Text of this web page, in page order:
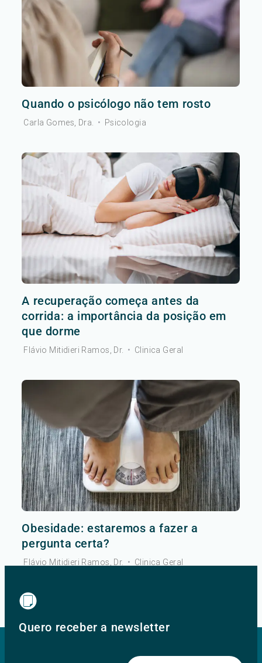
Quando o psicólogo não tem rosto
Carla Gomes, Dra. • Psicologia
A recuperação começa antes da
corrida: a importância da posição em
que dorme
Flávio Mitidieri Ramos, Dr. • Clinica Geral
Obesidade: estaremos a fazer a
pergunta certa?
Flávio Mitidieri Ramos, Dr. • Clinica Geral
Quero receber a newsletter